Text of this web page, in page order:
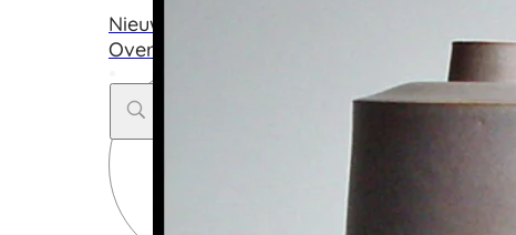
Nieuws & Blog
Over Capriolus
...